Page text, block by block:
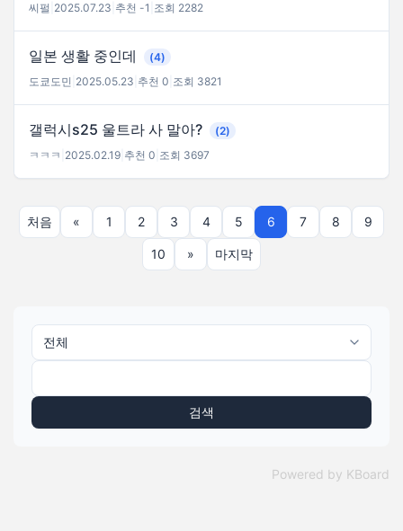
씨펄 2025.07.23 추천 -1 조회 2282
일본 생활 중인데
(4)
도쿄도민 2025.05.23 추천 0 조회 3821
갤럭시s25 울트라 사 말아?
(2)
ㅋㅋㅋ 2025.02.19 추천 0 조회 3697
처음 « 1 2 3 4 5 6 7 8 9
10 » 마지막
검색
Powered by KBoard